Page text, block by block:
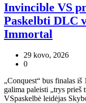
Invincible VS
Paskelbti DLC
Immortal
29 kovo, 2026
0
„Conquest“ bus finalas
galima paleisti „trys prieš
VSpaskelbė leidėjas